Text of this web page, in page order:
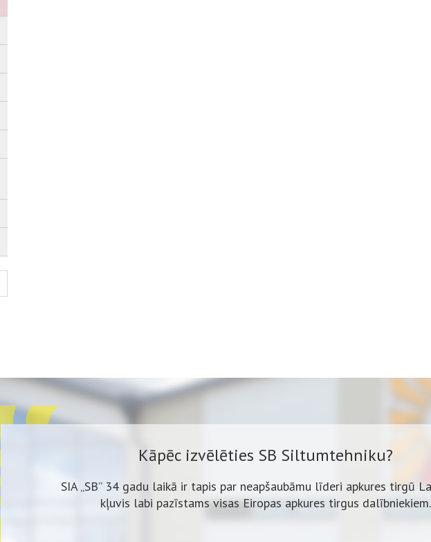
Kāpēc izvēlēties SB Siltumtehniku?
SIA „SB” 34 gadu laikā ir tapis par neapšaubāmu līderi apkures tirgū
kļuvis labi pazīstams visas Eiropas apkures tirgus dalībniekiem.